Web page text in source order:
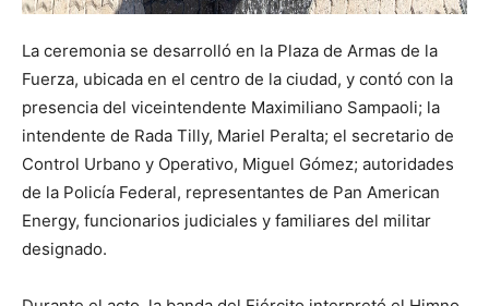
La ceremonia se desarrolló en la Plaza de Armas de la
Fuerza, ubicada en el centro de la ciudad, y contó con la
presencia del viceintendente Maximiliano Sampaoli; la
intendente de Rada Tilly, Mariel Peralta; el secretario de
Control Urbano y Operativo, Miguel Gómez; autoridades
de la Policía Federal, representantes de Pan American
Energy, funcionarios judiciales y familiares del militar
designado.